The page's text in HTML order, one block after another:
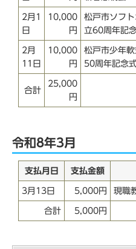
2月1
日
10,000
円
松戸市ソフ
立60周年記
2月
11日
10,000
円
松戸市少年
50周年記念
合計
25,000
円
令和8年3月
支払月日 支払金額
3月13日 5,000円 現職
合計 5,000円